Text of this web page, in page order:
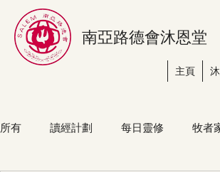
南亞路德會沐恩堂
主頁
所有 讀經計劃 每日靈修 牧者